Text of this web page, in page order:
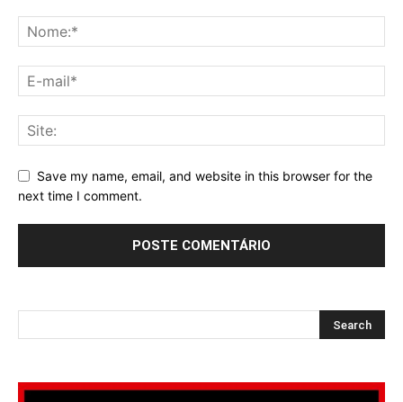
Save my name, email, and website in this browser for the
next time I comment.